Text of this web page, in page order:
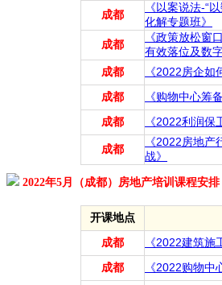
成都
《以案说法-“
化解专题班》
成都
《政策放松窗
有效落位及数
成都
《2022房企
成都
《购物中心筹
成都
《2022利润
成都
《2022房地
战》
2022年5月（成都）房地产培训课程安排
开课地点
成都
《2022建筑
成都
《2022购物